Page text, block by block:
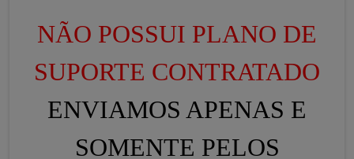
NÃO POSSUI PLANO DE
SUPORTE CONTRATADO
ENVIAMOS APENAS E
SOMENTE PELOS